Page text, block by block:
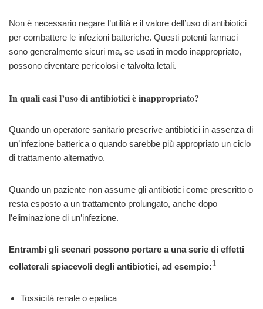
Non è necessario negare l’utilità e il valore dell’uso di antibiotici
per combattere le infezioni batteriche. Questi potenti farmaci
sono generalmente sicuri ma, se usati in modo inappropriato,
possono diventare pericolosi e talvolta letali.
In quali casi l’uso di antibiotici è inappropriato?
Quando un operatore sanitario prescrive antibiotici in assenza di
un’infezione batterica o quando sarebbe più appropriato un ciclo
di trattamento alternativo.
Quando un paziente non assume gli antibiotici come prescritto o
resta esposto a un trattamento prolungato, anche dopo
l’eliminazione di un’infezione.
Entrambi gli scenari possono portare a una serie di effetti
collaterali spiacevoli degli antibiotici, ad esempio:1
Tossicità renale o epatica